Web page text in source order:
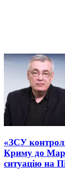
«ЗСУ
Криму до
ситуацію на